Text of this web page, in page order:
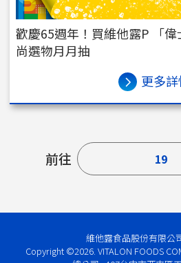
歡慶65週年！買維他露P 「
尚選物月月抽
更多
前往 19
維他露食品股份有限公
Copyright ©2026. VITALON FOODS